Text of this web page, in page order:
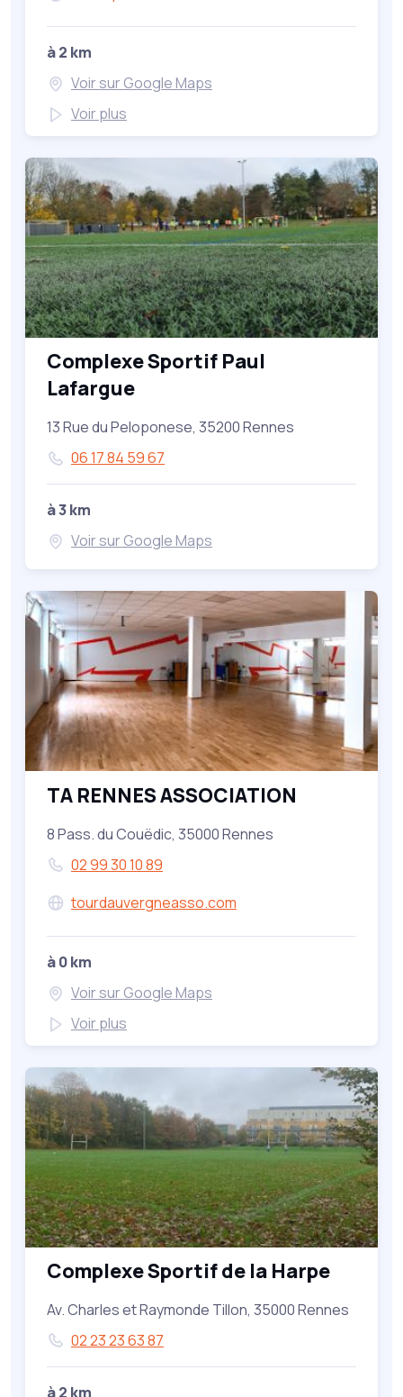
à 2 km
Voir sur Google Maps
Voir plus
Complexe Sportif Paul
Lafargue
13 Rue du Peloponese, 35200 Rennes
06 17 84 59 67
à 3 km
Voir sur Google Maps
TA RENNES ASSOCIATION
8 Pass. du Couëdic, 35000 Rennes
02 99 30 10 89
tourdauvergneasso.com
à 0 km
Voir sur Google Maps
Voir plus
Complexe Sportif de la Harpe
Av. Charles et Raymonde Tillon, 35000 Rennes
02 23 23 63 87
à 2 km